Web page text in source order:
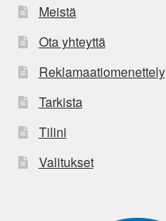
Meistä
Ota yhteyttä
Reklamaatiomenettely
Tarkista
Tilini
Valitukset